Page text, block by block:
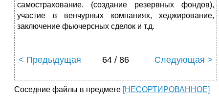
самострахование. (создание резервных фондов),
участие в венчурных компаниях, хеджирование,
заключение фьючерсных сделок и т.д.
< Предыдущая 64 / 86 Следующая >
Соседние файлы в предмете [НЕСОРТИРОВАННОЕ]